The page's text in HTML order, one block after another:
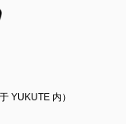
艺术品用长门的海洋
YUKUTE 内）